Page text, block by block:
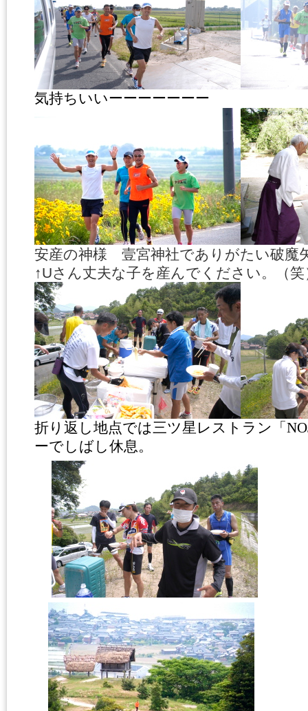
気持ちいいーーーーーーー
安産の神様 壹宮神社でありがたい破
↑Uさん丈夫な子を産んでください。（笑
折り返し地点では三ツ星レストラン「
ーでしばし休息。